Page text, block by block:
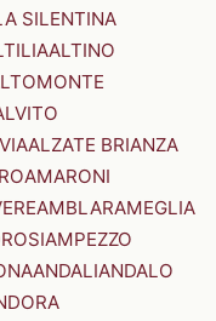
SILENTINA
ALTINO
ALZATE BRIANZA
AMARONI
AMBLARAMEGLIA
AMPEZZO
ANDALIANDALO